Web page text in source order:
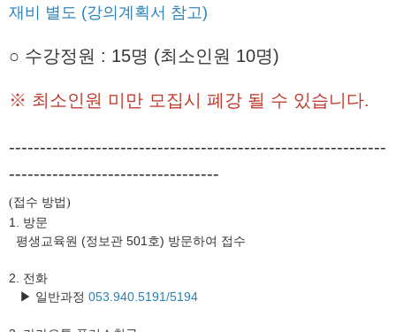
재비 별도 (강의계획서 참고)
○ 수강정원 : 15명 (최소인원 10명)
※ 최소인원 미만 모집시 폐강 될 수 있습니다.
-------------------------------------------------------------
----------------------------------
(접수 방법)
1. 방문
평생교육원 (정보관 501호) 방문하여 접수
2. 전화
▶ 일반과정 053.940.5191/5194